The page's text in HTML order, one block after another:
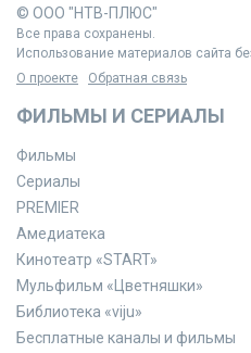
© ООО "НТВ-ПЛЮС"
Все права сохранены.
Использование материалов сайта
О проекте
Обратная связь
ФИЛЬМЫ И СЕРИАЛЫ
Фильмы
Сериалы
PREMIER
Амедиатека
Кинотеатр «START»
Мульфильм «Цветняшки»
Библиотека «viju»
Бесплатные каналы и фильмы